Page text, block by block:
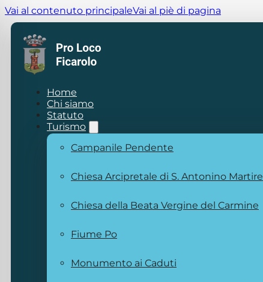
Vai al contenuto principaleVai al piè di pagina
Home
Chi siamo
Statuto
Turismo
Campanile Pendente
Chiesa Arcipretale di S. Antonino Martire
Chiesa della Beata Vergine del Carmine
Fiume Po
Monumento ai Caduti